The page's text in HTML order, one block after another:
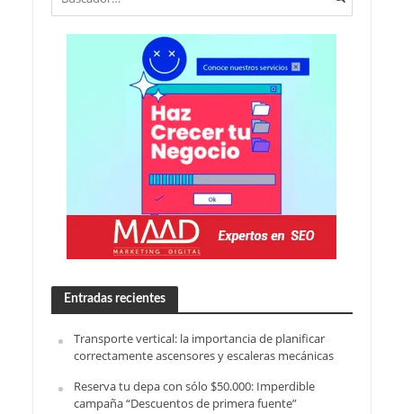
Entradas recientes
Transporte vertical: la importancia de planificar
correctamente ascensores y escaleras mecánicas
Reserva tu depa con sólo $50.000: Imperdible
campaña “Descuentos de primera fuente”